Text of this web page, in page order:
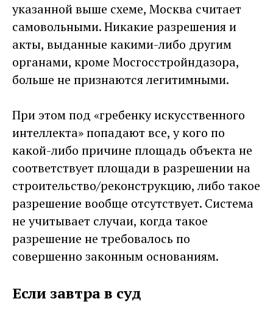
указанной выше схеме, Москва считает
самовольными. Никакие разрешения и
акты, выданные какими-либо другим
органами, кроме Мосгосстройндазора,
больше не признаются легитимными.
При этом под «гребенку искусственного
интеллекта» попадают все, у кого по
какой-либо причине площадь объекта не
соответствует площади в разрешении на
строительство/реконструкцию, либо такое
разрешение вообще отсутствует. Система
не учитывает случаи, когда такое
разрешение не требовалось по
совершенно законным основаниям.
Если завтра в суд